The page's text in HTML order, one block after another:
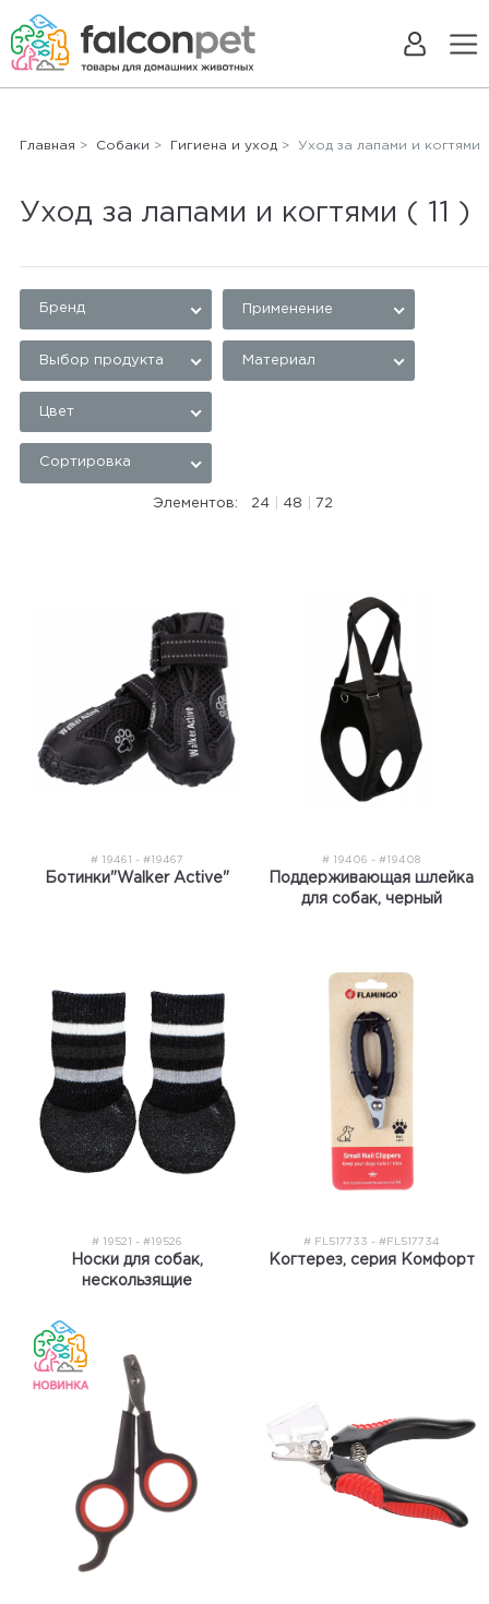
Главная > Собаки > Гигиена и уход > Уход за лапами и когтями
Уход за лапами и когтями ( 11 )
Бренд Применение
Выбор продукта Материал
Цвет
Сортировка
Элементов: 24 48 72
# 19461 - #19467
Ботинки"Walker Active"
# 19406 - #19408
Поддерживающая шлейка
для собак, черный
# 19521 - #19526
Носки для собак,
нескользящие
# FL517733 - #FL517734
Когтерез, серия Комфорт